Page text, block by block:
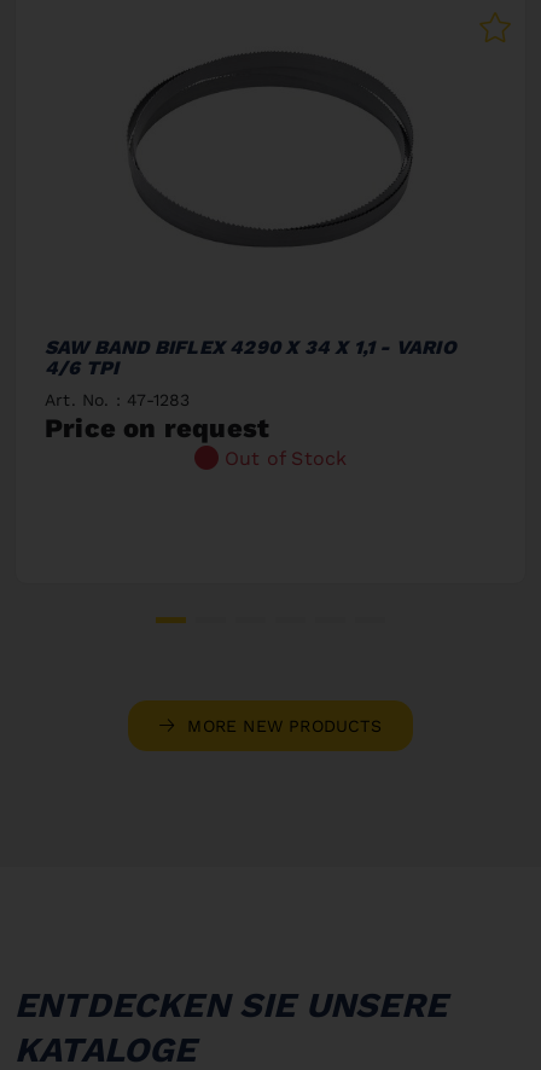
SAW BAND BIFLEX 4290 X 34 X 1,1 - VARIO
4/6 TPI
Art. No. : 47-1283
Price on request
Out of Stock
MORE NEW PRODUCTS
ENTDECKEN SIE UNSERE
KATALOGE